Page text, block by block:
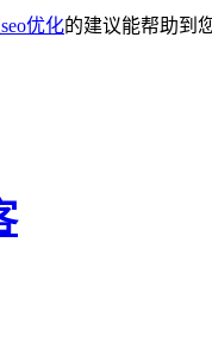
优化的建议能帮助到